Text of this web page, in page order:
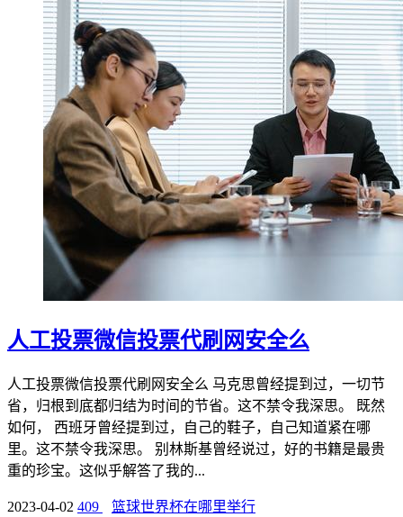
人工投票微信投票代刷网安全么
人工投票微信投票代刷网安全么 马克思曾经提到过，一切节
省，归根到底都归结为时间的节省。这不禁令我深思。 既然
如何， 西班牙曾经提到过，自己的鞋子，自己知道紧在哪
里。这不禁令我深思。 别林斯基曾经说过，好的书籍是最贵
重的珍宝。这似乎解答了我的...
2023-04-02 409 篮球世界杯在哪里举行